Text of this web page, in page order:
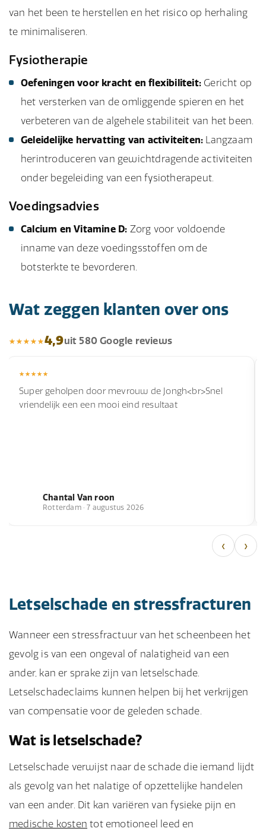
van het been te herstellen en het risico op herhaling
te minimaliseren.
Fysiotherapie
Oefeningen voor kracht en flexibiliteit: Gericht op
het versterken van de omliggende spieren en het
verbeteren van de algehele stabiliteit van het been.
Geleidelijke hervatting van activiteiten: Langzaam
herintroduceren van gewichtdragende activiteiten
onder begeleiding van een fysiotherapeut.
Voedingsadvies
Calcium en Vitamine D: Zorg voor voldoende
inname van deze voedingsstoffen om de
botsterkte te bevorderen.
Wat zeggen klanten over ons
4,9uit 580 Google reviews
Super geholpen door mevrouw de Jongh<br>Snel
vriendelijk een een mooi eind resultaat
Chantal Van roon
Rotterdam · 7 augustus 2026
‹ ›
Letselschade en stressfracturen
Wanneer een stressfractuur van het scheenbeen het
gevolg is van een ongeval of nalatigheid van een
ander, kan er sprake zijn van letselschade.
Letselschadeclaims kunnen helpen bij het verkrijgen
van compensatie voor de geleden schade.
Wat is letselschade?
Letselschade verwijst naar de schade die iemand lijdt
als gevolg van het nalatige of opzettelijke handelen
van een ander. Dit kan variëren van fysieke pijn en
medische kosten tot emotioneel leed en